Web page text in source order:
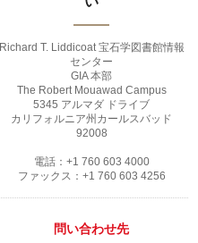
Richard T. Liddicoat 宝石学図書館情報
センター
GIA 本部
The Robert Mouawad Campus
5345 アルマダ ドライブ
カリフォルニア州カールスバッド
92008
電話：+1 760 603 4000
ファックス：+1 760 603 4256
問い合わせ先